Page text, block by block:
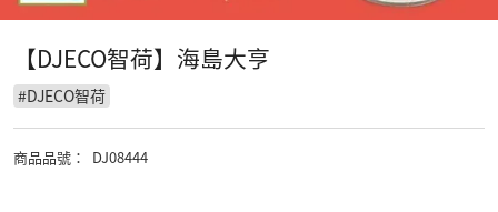
【DJECO智荷】海島大亨
#DJECO智荷
商品品號 ： DJ08444